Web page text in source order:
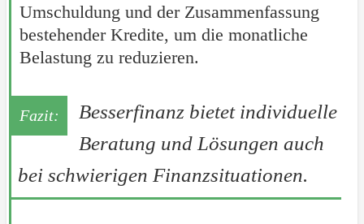
Umschuldung und der Zusammenfassung
bestehender Kredite, um die monatliche
Belastung zu reduzieren.
Besserfinanz bietet individuelle
Beratung und Lösungen auch
bei schwierigen Finanzsituationen.